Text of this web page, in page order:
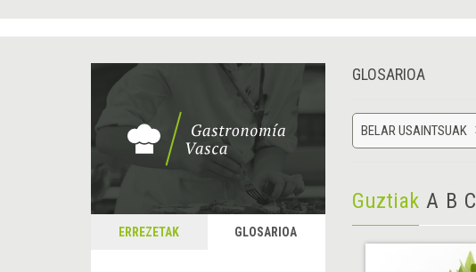
ERREZETAK GLOSARIOA
GLOSARIOA
BELAR USAINTSUAK
Guztiak A B C